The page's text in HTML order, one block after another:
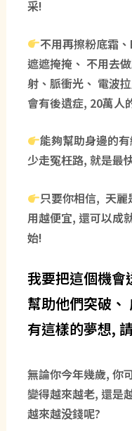
采!
不用再擦粉底霜
遮遮掩掩、 不用去
射、脈衝光、 電波
會有後遺症, 20萬人
能夠幫助身邊的
少走冤枉路, 就是最
只要你相信, 天麗
用越便宜, 還可以成
始!
我要把這個機會
幫助他們突破
有這樣的夢想,
無論你今年幾歲, 你
變得越來越老, 還是
越來越没錢呢?